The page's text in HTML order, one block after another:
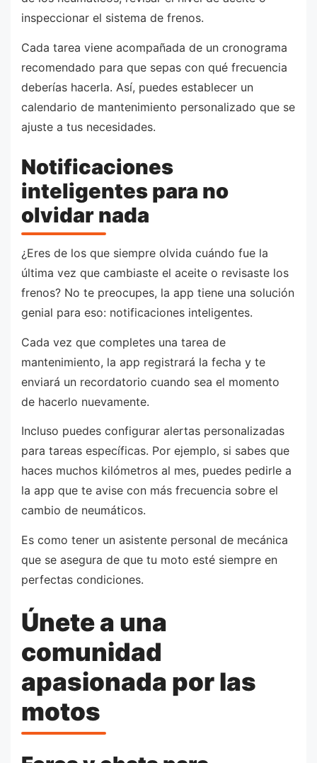
inspeccionar el sistema de frenos.
Cada tarea viene acompañada de un cronograma
recomendado para que sepas con qué frecuencia
deberías hacerla. Así, puedes establecer un
calendario de mantenimiento personalizado que se
ajuste a tus necesidades.
Notificaciones
inteligentes para no
olvidar nada
¿Eres de los que siempre olvida cuándo fue la
última vez que cambiaste el aceite o revisaste los
frenos? No te preocupes, la app tiene una solución
genial para eso: notificaciones inteligentes.
Cada vez que completes una tarea de
mantenimiento, la app registrará la fecha y te
enviará un recordatorio cuando sea el momento
de hacerlo nuevamente.
Incluso puedes configurar alertas personalizadas
para tareas específicas. Por ejemplo, si sabes que
haces muchos kilómetros al mes, puedes pedirle a
la app que te avise con más frecuencia sobre el
cambio de neumáticos.
Es como tener un asistente personal de mecánica
que se asegura de que tu moto esté siempre en
perfectas condiciones.
Únete a una
comunidad
apasionada por las
motos